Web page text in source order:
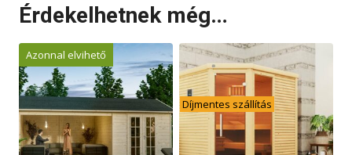
Érdekelhetnek még…
Azonnal elvihető
Díjmentes szállítás